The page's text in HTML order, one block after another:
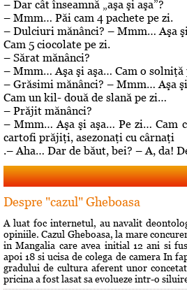
– Dar cât înseamnă „aşa şi aşa”?
– Mmm… Păi cam 4 pachete pe zi.
– Dulciuri mănânci? – Mmm… Aşa
Cam 5 ciocolate pe zi.
– Sărat mănânci?
– Mmm… Aşa şi aşa… Cam o solniţă
– Grăsimi mănânci? – Mmm… Aşa
Cam un kil- două de slană pe zi…
– Prăjit mănânci?
– Mmm… Aşa şi aşa… Pe zi… Cam
cartofi prăjiţi, asezonaţi cu cârnaţi
.– Aha… Dar de băut, bei? – A, da!
Despre "cazul" Gheboasa
A luat foc internetul, au navalit
opiniile. Cazul Gheboasa, la mare
in Mangalia care avea initial 12 ani si
apoi 18 si ucisa de colega de camera In
gradului de cultura aferent unor
pricina a fost lasat sa evolueze intr-o